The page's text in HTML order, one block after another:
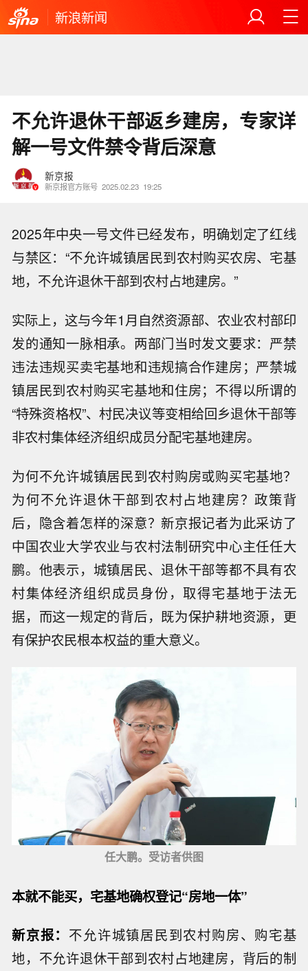
新浪新闻
不允许退休干部返乡建房，专家详
解一号文件禁令背后深意
新京报
新京报官方账号 2025.02.23 19:25
2025年中央一号文件已经发布，明确划定了红线
与禁区：“不允许城镇居民到农村购买农房、宅基
地，不允许退休干部到农村占地建房。”
实际上，这与今年1月自然资源部、农业农村部印
发的通知一脉相承。两部门当时发文要求：严禁
违法违规买卖宅基地和违规搞合作建房；严禁城
镇居民到农村购买宅基地和住房；不得以所谓的
“特殊资格权”、村民决议等变相给回乡退休干部等
非农村集体经济组织成员分配宅基地建房。
为何不允许城镇居民到农村购房或购买宅基地？
为何不允许退休干部到农村占地建房？政策背
后，隐含着怎样的深意？新京报记者为此采访了
中国农业大学农业与农村法制研究中心主任任大
鹏。他表示，城镇居民、退休干部等都不具有农
村集体经济组织成员身份，取得宅基地于法无
据，而这一规定的背后，既为保护耕地资源，更
有保护农民根本权益的重大意义。
任大鹏。受访者供图
本就不能买，宅基地确权登记“房地一体”
新京报： 不允许城镇居民到农村购房、购宅基
地，不允许退休干部到农村占地建房，背后的制